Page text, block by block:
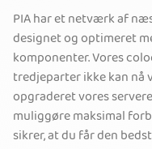
PIA har et netværk af
designet og optimeret
komponenter. Vores
tredjeparter ikke kan nå
opgraderet vores
muliggøre maksimal
sikrer, at du får den